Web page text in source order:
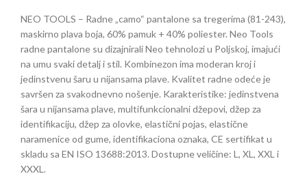
NEO TOOLS – Radne „camo“ pantalone sa tregerima (81-243),
maskirno plava boja, 60% pamuk + 40% poliester. Neo Tools
radne pantalone su dizajnirali Neo tehnolozi u Poljskoj, imajući
na umu svaki detalj i stil. Kombinezon ima moderan kroj i
jedinstvenu šaru u nijansama plave. Kvalitet radne odeće je
savršen za svakodnevno nošenje. Karakteristike: jedinstvena
šara u nijansama plave, multifunkcionalni džepovi, džep za
identifikaciju, džep za olovke, elastični pojas, elastične
naramenice od gume, identifikaciona oznaka, CE sertifikat u
skladu sa EN ISO 13688:2013. Dostupne veličine: L, XL, XXL i
XXXL.